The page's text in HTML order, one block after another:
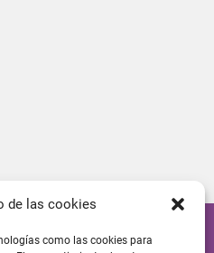
de las cookies
como las cookies para